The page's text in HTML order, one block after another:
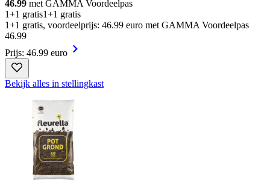
46.99 met GAMMA Voordeelpas
1+1 gratis1+1 gratis
1+1 gratis, voordeelprijs: 46.99 euro met GAMMA Voordeelpas
46.99
Prijs: 46.99 euro
Bekijk alles in stellingkast